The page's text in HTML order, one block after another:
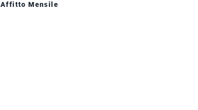
Affitto Mensile